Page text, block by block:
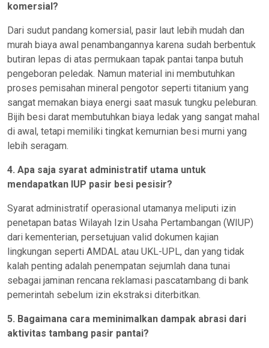
komersial?
Dari sudut pandang komersial, pasir laut lebih mudah dan
murah biaya awal penambangannya karena sudah berbentuk
butiran lepas di atas permukaan tapak pantai tanpa butuh
pengeboran peledak. Namun material ini membutuhkan
proses pemisahan mineral pengotor seperti titanium yang
sangat memakan biaya energi saat masuk tungku peleburan.
Bijih besi darat membutuhkan biaya ledak yang sangat mahal
di awal, tetapi memiliki tingkat kemurnian besi murni yang
lebih seragam.
4. Apa saja syarat administratif utama untuk
mendapatkan IUP pasir besi pesisir?
Syarat administratif operasional utamanya meliputi izin
penetapan batas Wilayah Izin Usaha Pertambangan (WIUP)
dari kementerian, persetujuan valid dokumen kajian
lingkungan seperti AMDAL atau UKL-UPL, dan yang tidak
kalah penting adalah penempatan sejumlah dana tunai
sebagai jaminan rencana reklamasi pascatambang di bank
pemerintah sebelum izin ekstraksi diterbitkan.
5. Bagaimana cara meminimalkan dampak abrasi dari
aktivitas tambang pasir pantai?